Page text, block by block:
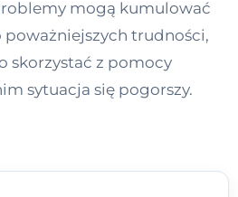
mogą kumulować
poważniejszych trudności,
skorzystać z pomocy
sytuacja się pogorszy.